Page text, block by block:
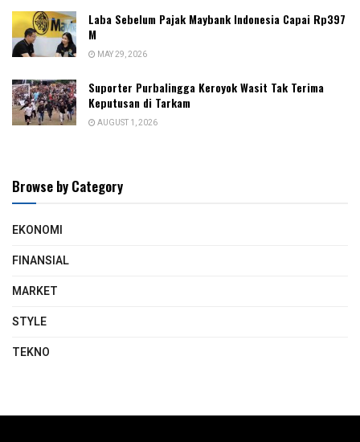
Laba Sebelum Pajak Maybank Indonesia Capai Rp397
M
MAY 29, 2026
Suporter Purbalingga Keroyok Wasit Tak Terima
Keputusan di Tarkam
AUGUST 1, 2026
Browse by Category
EKONOMI
FINANSIAL
MARKET
STYLE
TEKNO